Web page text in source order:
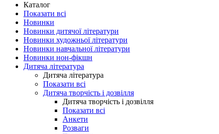
Каталог
Показати всі
Новинки
Новинки дитячої літератури
Новинки художньої літератури
Новинки навчальної літератури
Новинки нон-фікшн
Дитяча література
Дитяча література
Показати всі
Дитяча творчість і дозвілля
Дитяча творчість і дозвілля
Показати всі
Анкети
Розваги